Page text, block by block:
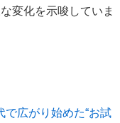
変化を示唆していま
広がり始めた“お試